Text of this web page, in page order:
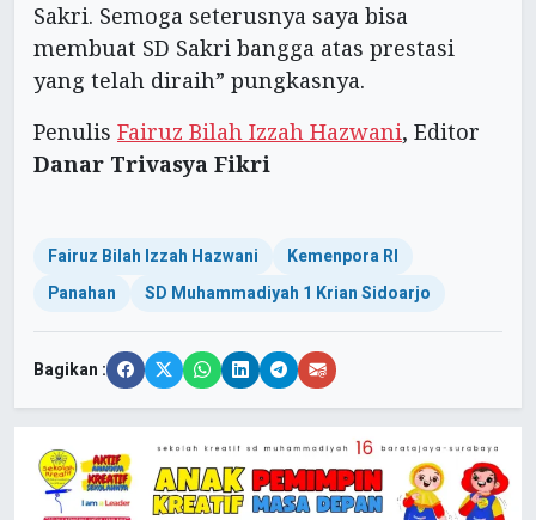
Sakri. Semoga seterusnya saya bisa
membuat SD Sakri bangga atas prestasi
yang telah diraih” pungkasnya.
Penulis Fairuz Bilah Izzah Hazwani, Editor
Danar Trivasya Fikri
Fairuz Bilah Izzah Hazwani
Kemenpora RI
Panahan
SD Muhammadiyah 1 Krian Sidoarjo
Bagikan :